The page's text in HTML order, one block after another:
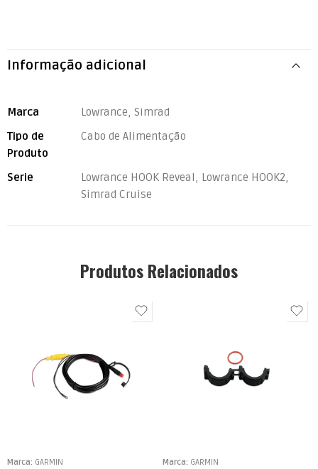
Informação adicional
Marca
Lowrance, Simrad
Tipo de
Produto
Cabo de Alimentação
Serie
Lowrance HOOK Reveal, Lowrance HOOK2,
Simrad Cruise
Produtos Relacionados
Marca: GARMIN Marca: GARMIN